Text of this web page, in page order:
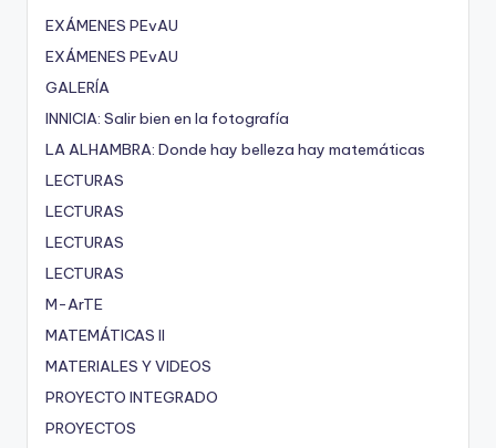
EXÁMENES PEvAU
EXÁMENES PEvAU
GALERÍA
INNICIA: Salir bien en la fotografía
LA ALHAMBRA: Donde hay belleza hay matemáticas
LECTURAS
LECTURAS
LECTURAS
LECTURAS
M-ArTE
MATEMÁTICAS II
MATERIALES Y VIDEOS
PROYECTO INTEGRADO
PROYECTOS